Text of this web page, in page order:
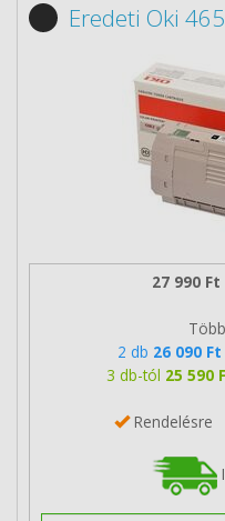
Eredeti Oki
27 990 Ft
2 db 26 090 Ft
3 db-tól 25 590
Rendelésre